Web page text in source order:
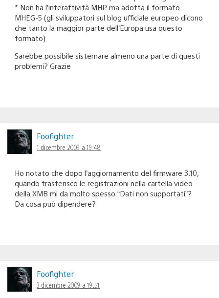
* Non ha l’interattività MHP ma adotta il formato
MHEG-5 (gli sviluppatori sul blog ufficiale europeo dicono
che tanto la maggior parte dell’Europa usa questo
formato)
Sarebbe possibile sistemare almeno una parte di questi
problemi? Grazie
Foofighter
1 dicembre 2009 a 19:48
Ho notato che dopo l’aggiornamento del firmware 3.10,
quando trasferisco le registrazioni nella cartella video
della XMB mi da molto spesso “Dati non supportati”?
Da cosa può dipendere?
Foofighter
3 dicembre 2009 a 19:51